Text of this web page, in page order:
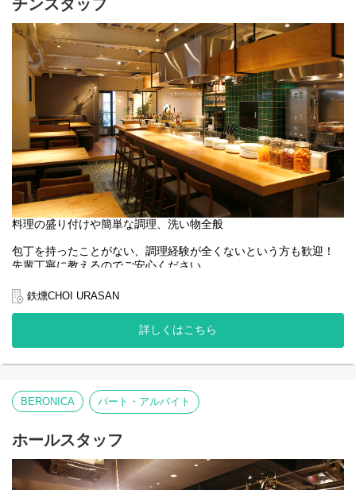
チンスタッフ
料理の盛り付けや簡単な調理、洗い物全般
包丁を持ったことがない、調理経験が全くないという方も歓迎！
先輩丁寧に教えるのでご安心ください。
ます。
経験者の方あなたのスキルを活かして、即戦力として活躍してく
鉄燻CHOI URASAN
詳しくはこちら
BERONICA パート・アルバイト
ホールスタッフ